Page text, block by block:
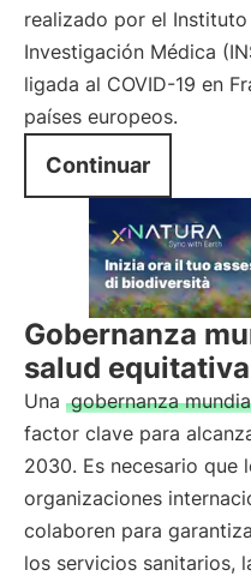
realizado por el
Investigación Médica
ligada al COVID-19 en
países europeos.
Continuar
Gobernanza
salud
Una gobernanza
factor clave para
2030. Es necesario que
organizaciones
colaboren para
los servicios sanitarios,